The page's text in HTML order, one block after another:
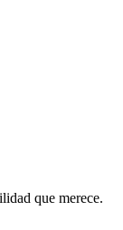
que merece.